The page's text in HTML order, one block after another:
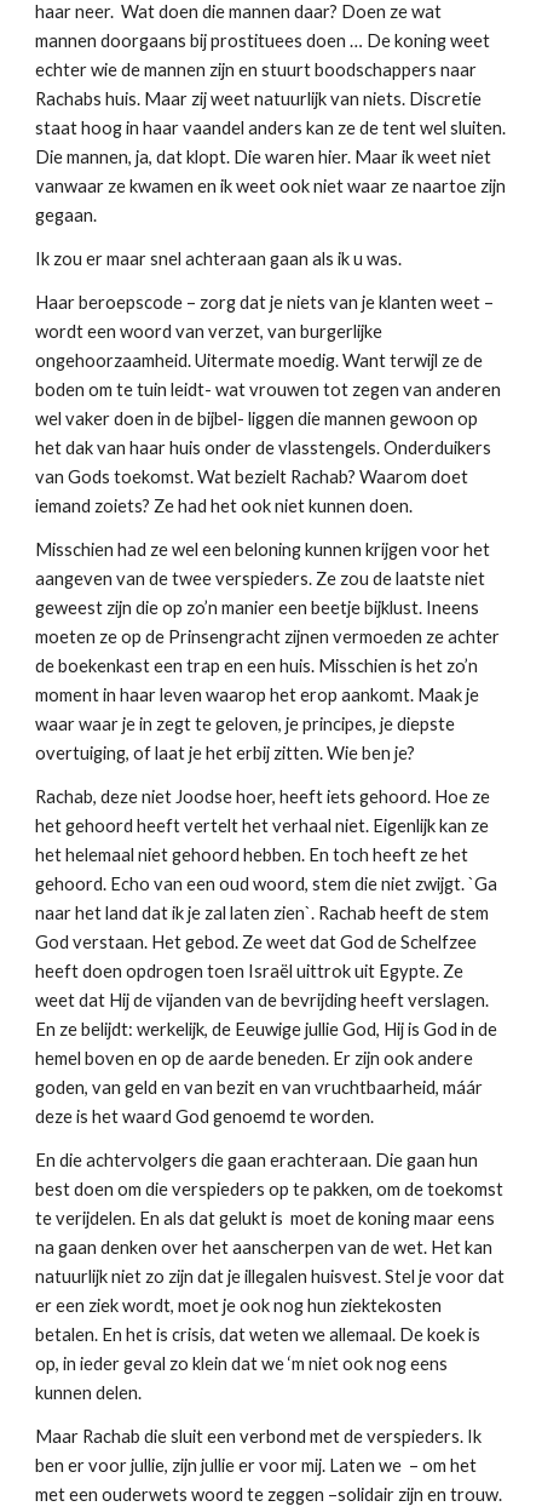
haar neer. Wat doen die mannen daar? Doen ze wat
mannen doorgaans bij prostituees doen … De koning weet
echter wie de mannen zijn en stuurt boodschappers naar
Rachabs huis. Maar zij weet natuurlijk van niets. Discretie
staat hoog in haar vaandel anders kan ze de tent wel sluiten.
Die mannen, ja, dat klopt. Die waren hier. Maar ik weet niet
vanwaar ze kwamen en ik weet ook niet waar ze naartoe zijn
gegaan.
Ik zou er maar snel achteraan gaan als ik u was.
Haar beroepscode – zorg dat je niets van je klanten weet –
wordt een woord van verzet, van burgerlijke
ongehoorzaamheid. Uitermate moedig. Want terwijl ze de
boden om te tuin leidt- wat vrouwen tot zegen van anderen
wel vaker doen in de bijbel- liggen die mannen gewoon op
het dak van haar huis onder de vlasstengels. Onderduikers
van Gods toekomst. Wat bezielt Rachab? Waarom doet
iemand zoiets? Ze had het ook niet kunnen doen.
Misschien had ze wel een beloning kunnen krijgen voor het
aangeven van de twee verspieders. Ze zou de laatste niet
geweest zijn die op zo’n manier een beetje bijklust. Ineens
moeten ze op de Prinsengracht zijnen vermoeden ze achter
de boekenkast een trap en een huis. Misschien is het zo’n
moment in haar leven waarop het erop aankomt. Maak je
waar waar je in zegt te geloven, je principes, je diepste
overtuiging, of laat je het erbij zitten. Wie ben je?
Rachab, deze niet Joodse hoer, heeft iets gehoord. Hoe ze
het gehoord heeft vertelt het verhaal niet. Eigenlijk kan ze
het helemaal niet gehoord hebben. En toch heeft ze het
gehoord. Echo van een oud woord, stem die niet zwijgt. `Ga
naar het land dat ik je zal laten zien`. Rachab heeft de stem
God verstaan. Het gebod. Ze weet dat God de Schelfzee
heeft doen opdrogen toen Israël uittrok uit Egypte. Ze
weet dat Hij de vijanden van de bevrijding heeft verslagen.
En ze belijdt: werkelijk, de Eeuwige jullie God, Hij is God in de
hemel boven en op de aarde beneden. Er zijn ook andere
goden, van geld en van bezit en van vruchtbaarheid, máár
deze is het waard God genoemd te worden.
En die achtervolgers die gaan erachteraan. Die gaan hun
best doen om die verspieders op te pakken, om de toekomst
te verijdelen. En als dat gelukt is moet de koning maar eens
na gaan denken over het aanscherpen van de wet. Het kan
natuurlijk niet zo zijn dat je illegalen huisvest. Stel je voor dat
er een ziek wordt, moet je ook nog hun ziektekosten
betalen. En het is crisis, dat weten we allemaal. De koek is
op, in ieder geval zo klein dat we ‘m niet ook nog eens
kunnen delen.
Maar Rachab die sluit een verbond met de verspieders. Ik
ben er voor jullie, zijn jullie er voor mij. Laten we – om het
met een ouderwets woord te zeggen –solidair zijn en trouw.